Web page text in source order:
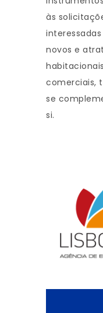
às
novos e
comerciais,
se
si.